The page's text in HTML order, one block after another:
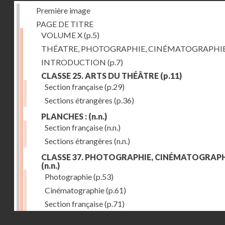
Première image
PAGE DE TITRE
VOLUME X(p.5)
THÉATRE, PHOTOGRAPHIE,
INTRODUCTION (p.7)
CLASSE 25. ARTS DU THÉÂTRE (p.11)
Section française(p.29)
Sections étrangères (p.36)
PLANCHES : (n.n.)
Section française(n.n.)
Sections étrangères (n.n.)
CLASSE 37. PHOTOGRAPHIE,
(n.n.)
Photographie(p.53)
Cinématographie(p.61)
Section française(p.71)